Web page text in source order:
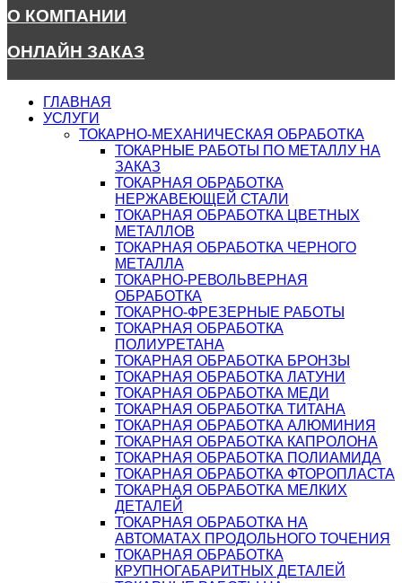
О КОМПАНИИ
ОНЛАЙН ЗАКАЗ
ГЛАВНАЯ
УСЛУГИ
ТОКАРНО-МЕХАНИЧЕСКАЯ ОБРАБОТКА
ТОКАРНЫЕ РАБОТЫ ПО МЕТАЛЛУ НА
ЗАКАЗ
ТОКАРНАЯ ОБРАБОТКА
НЕРЖАВЕЮЩЕЙ СТАЛИ
ТОКАРНАЯ ОБРАБОТКА ЦВЕТНЫХ
МЕТАЛЛОВ
ТОКАРНАЯ ОБРАБОТКА ЧЕРНОГО
МЕТАЛЛА
ТОКАРНО-РЕВОЛЬВЕРНАЯ
ОБРАБОТКА
ТОКАРНО-ФРЕЗЕРНЫЕ РАБОТЫ
ТОКАРНАЯ ОБРАБОТКА
ПОЛИУРЕТАНА
ТОКАРНАЯ ОБРАБОТКА БРОНЗЫ
ТОКАРНАЯ ОБРАБОТКА ЛАТУНИ
ТОКАРНАЯ ОБРАБОТКА МЕДИ
ТОКАРНАЯ ОБРАБОТКА ТИТАНА
ТОКАРНАЯ ОБРАБОТКА АЛЮМИНИЯ
ТОКАРНАЯ ОБРАБОТКА КАПРОЛОНА
ТОКАРНАЯ ОБРАБОТКА ПОЛИАМИДА
ТОКАРНАЯ ОБРАБОТКА ФТОРОПЛАСТА
ТОКАРНАЯ ОБРАБОТКА МЕЛКИХ
ДЕТАЛЕЙ
ТОКАРНАЯ ОБРАБОТКА НА
АВТОМАТАХ ПРОДОЛЬНОГО ТОЧЕНИЯ
ТОКАРНАЯ ОБРАБОТКА
КРУПНОГАБАРИТНЫХ ДЕТАЛЕЙ